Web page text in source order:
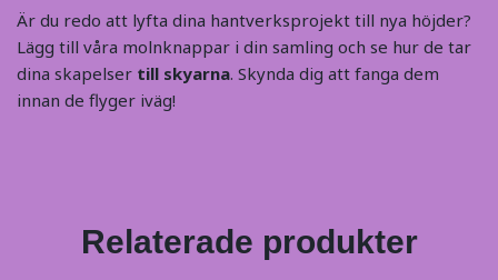
Är du redo att lyfta dina hantverksprojekt till nya höjder?
Lägg till våra molnknappar i din samling och se hur de tar
dina skapelser till skyarna. Skynda dig att fanga dem
innan de flyger iväg!
Relaterade produkter